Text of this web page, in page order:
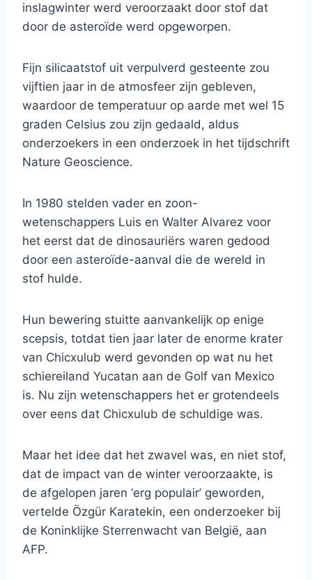
inslagwinter werd veroorzaakt door stof dat
door de asteroïde werd opgeworpen.
Fijn silicaatstof uit verpulverd gesteente zou
vijftien jaar in de atmosfeer zijn gebleven,
waardoor de temperatuur op aarde met wel 15
graden Celsius zou zijn gedaald, aldus
onderzoekers in een onderzoek in het tijdschrift
Nature Geoscience.
In 1980 stelden vader en zoon-
wetenschappers Luis en Walter Alvarez voor
het eerst dat de dinosauriërs waren gedood
door een asteroïde-aanval die de wereld in
stof hulde.
Hun bewering stuitte aanvankelijk op enige
scepsis, totdat tien jaar later de enorme krater
van Chicxulub werd gevonden op wat nu het
schiereiland Yucatan aan de Golf van Mexico
is. Nu zijn wetenschappers het er grotendeels
over eens dat Chicxulub de schuldige was.
Maar het idee dat het zwavel was, en niet stof,
dat de impact van de winter veroorzaakte, is
de afgelopen jaren ‘erg populair’ geworden,
vertelde Özgür Karatekin, een onderzoeker bij
de Koninklijke Sterrenwacht van België, aan
AFP.